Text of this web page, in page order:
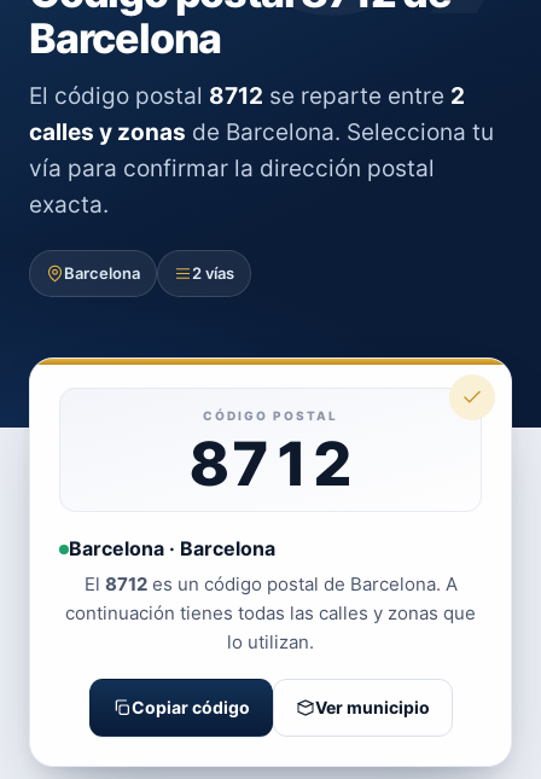
Barcelona
El código postal 8712 se reparte entre 2
calles y zonas de Barcelona. Selecciona tu
vía para confirmar la dirección postal
exacta.
Barcelona 2 vías
CÓDIGO POSTAL
8712
Barcelona · Barcelona
El 8712es un código postal de Barcelona. A
continuación tienes todas las calles y zonas que
lo utilizan.
Copiar código Ver municipio